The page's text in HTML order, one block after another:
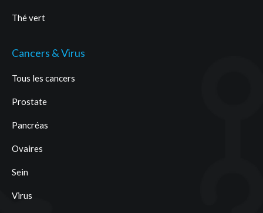
Thé vert
Cancers & Virus
Tous les cancers
Prostate
Pancréas
Ovaires
Sein
Virus